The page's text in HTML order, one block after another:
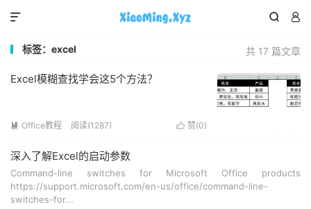
 

共 17 篇文章
标签：excel
​​Excel模糊查找学会这5个方法？
 赞(0)
 Office教程 阅读(1287)
深入了解Excel的启动参数
Command-line switches for Microsoft Office products
https://support.microsoft.com/en-us/office/command-line-
switches-for...